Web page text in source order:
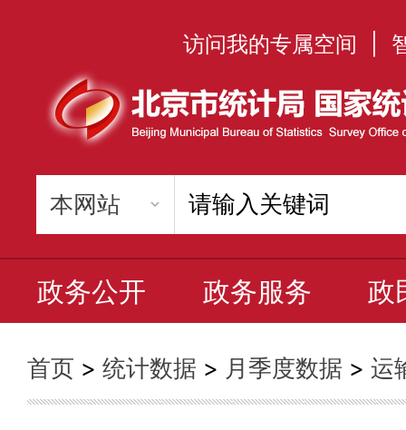
访问我的专属空间
政务公开 政务服务 政
首页 > 统计数据 > 月季度数据 > 运